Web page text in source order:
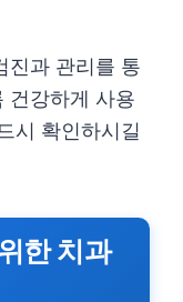
진과 관리를 통
건강하게 사용
시 확인하시길
한 치과